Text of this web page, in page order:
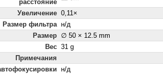
расстояние
Увеличение 0,11×
Размер фильтра н/д
Размер ∅ 50 × 12.5 mm
Вес 31 g
Примечания
н/д